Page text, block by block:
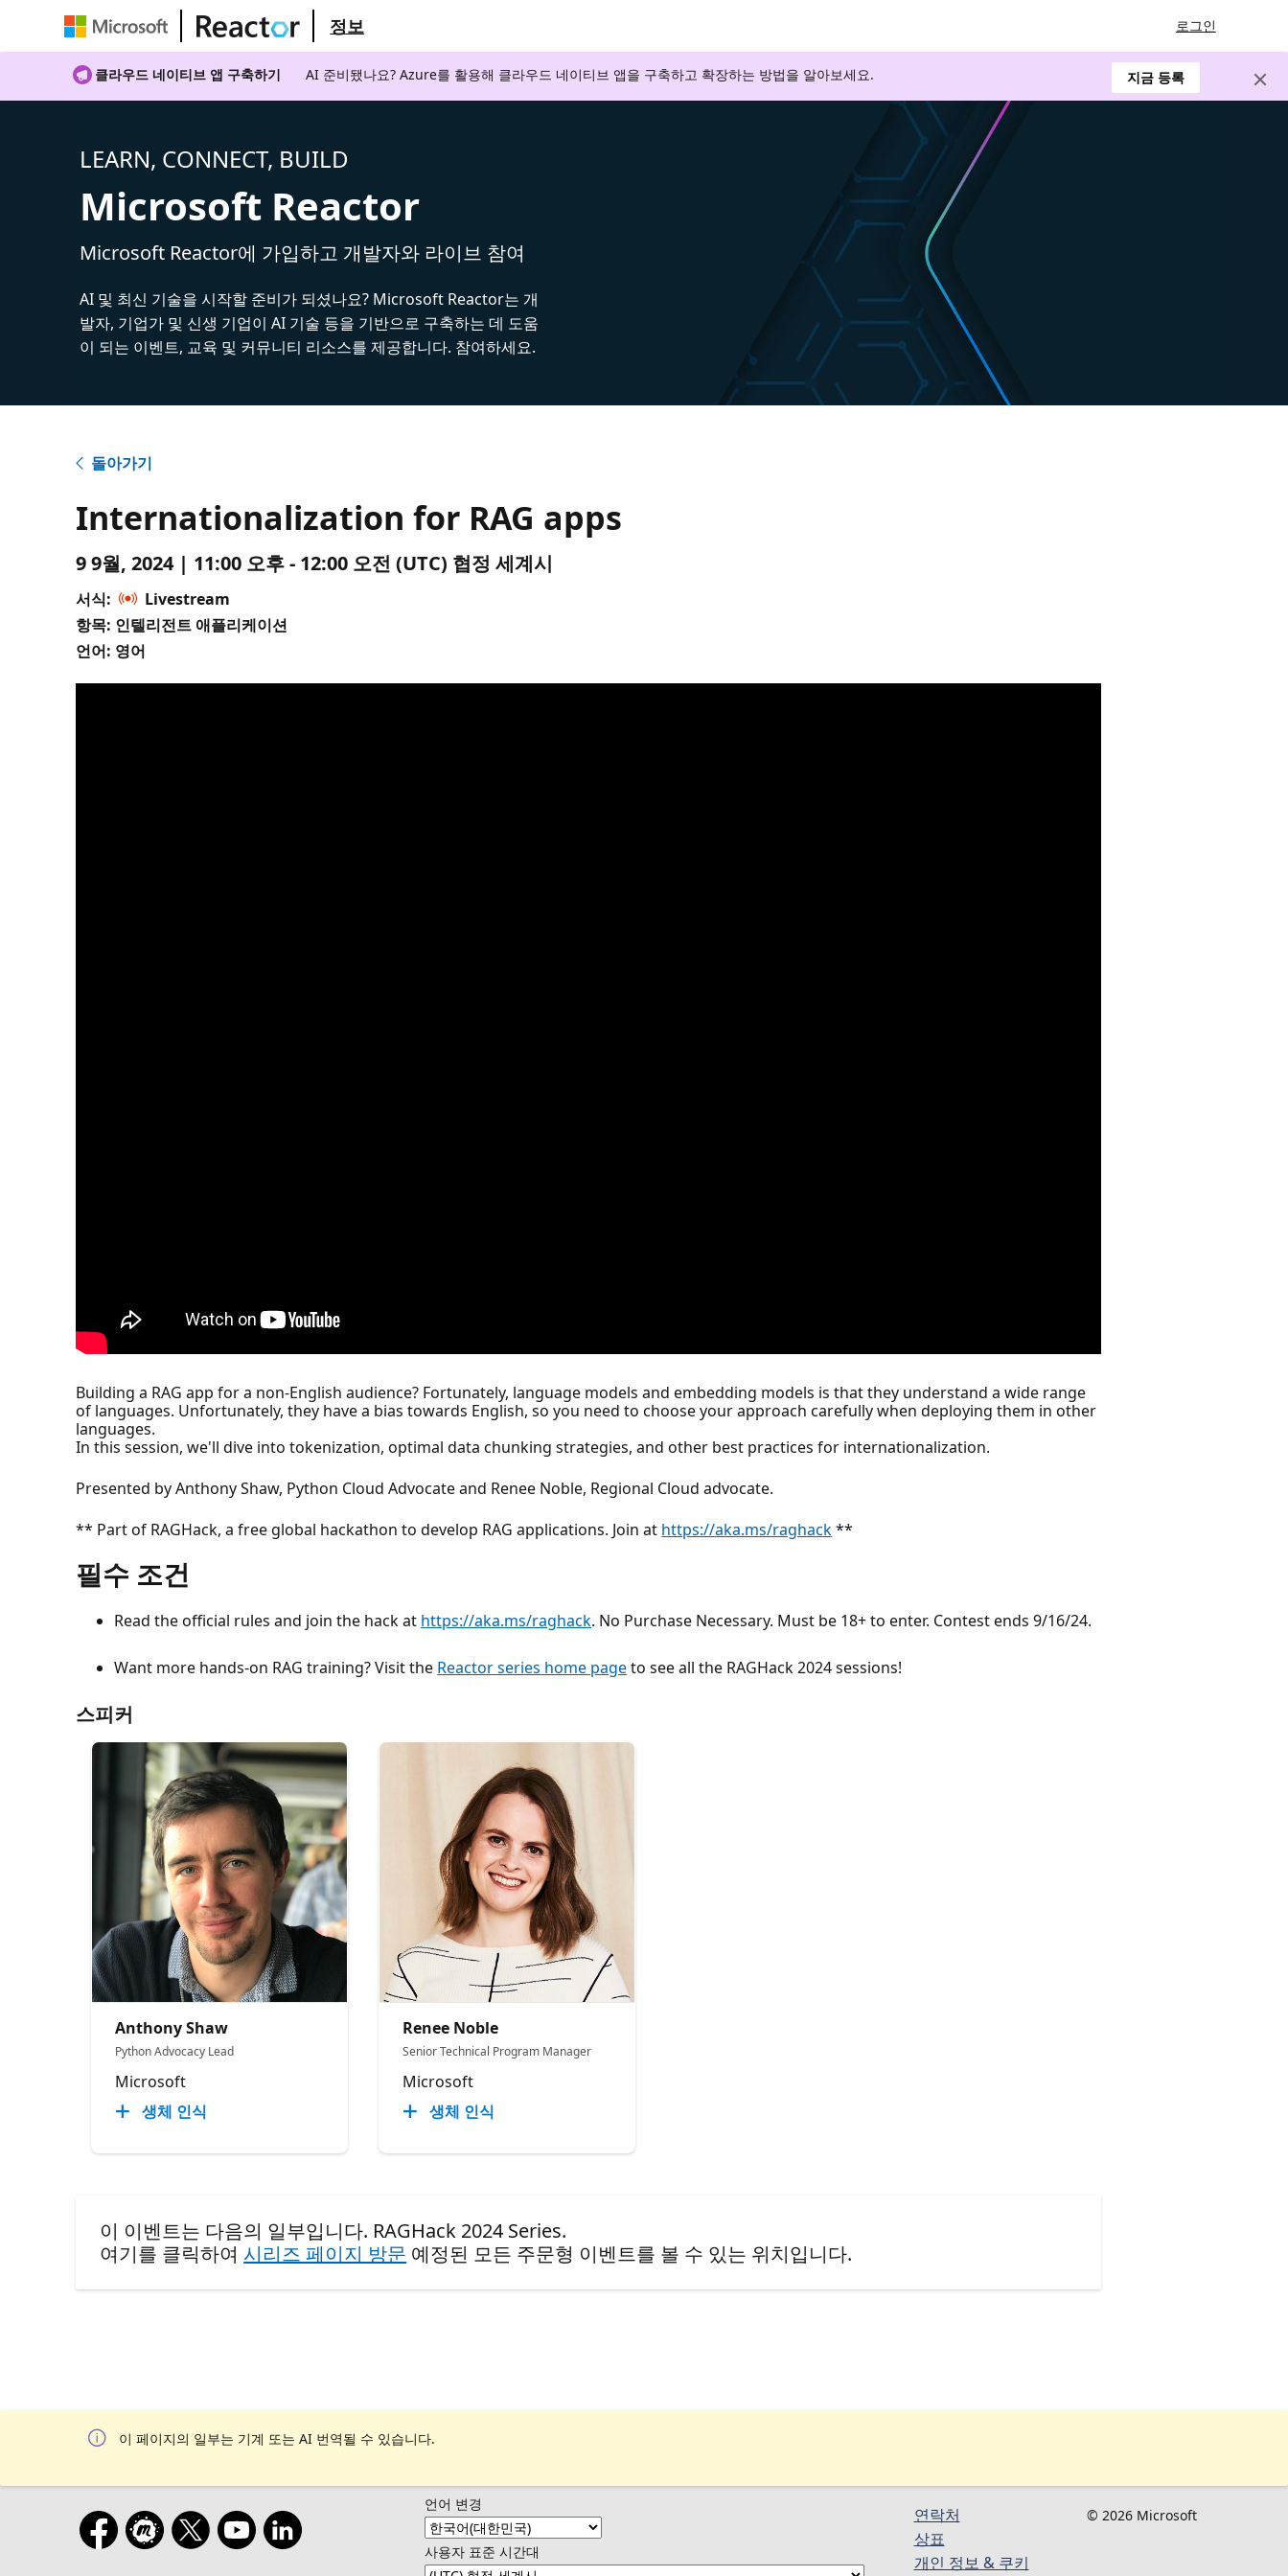
정보 로그인
클라우드 네이티브 앱 구축하기 AI 준비됐나요? Azure를 활용해 클라우드 네이티브 앱을 구축하고 확장하는 방법을 알아보세요. 지금 등록
LEARN, CONNECT, BUILD
Microsoft Reactor
Microsoft Reactor에 가입하고 개발자와 라이브 참여
AI 및 최신 기술을 시작할 준비가 되셨나요? Microsoft Reactor는 개
발자, 기업가 및 신생 기업이 AI 기술 등을 기반으로 구축하는 데 도움
이 되는 이벤트, 교육 및 커뮤니티 리소스를 제공합니다. 참여하세요.
돌아가기
Internationalization for RAG apps
9 9월, 2024 | 11:00 오후 - 12:00 오전 (UTC) 협정 세계시
서식:
Livestream
항목: 인텔리전트 애플리케이션
언어: 영어
Building a RAG app for a non-English audience? Fortunately, language models and embedding models is that they understand a wide range
of languages. Unfortunately, they have a bias towards English, so you need to choose your approach carefully when deploying them in other
languages.
In this session, we'll dive into tokenization, optimal data chunking strategies, and other best practices for internationalization.
Presented by Anthony Shaw, Python Cloud Advocate and Renee Noble, Regional Cloud advocate.
** Part of RAGHack, a free global hackathon to develop RAG applications. Join at https://aka.ms/raghack**
필수 조건
Read the official rules and join the hack at https://aka.ms/raghack. No Purchase Necessary. Must be 18+ to enter. Contest ends 9/16/24.
Want more hands-on RAG training? Visit the Reactor series home pageto see all the RAGHack 2024 sessions!
스피커
Anthony Shaw
Python Advocacy Lead
Microsoft
생체 인식
Renee Noble
Senior Technical Program Manager​
Microsoft
생체 인식
이 이벤트는 다음의 일부입니다. RAGHack 2024 Series.
여기를 클릭하여 시리즈 페이지 방문 예정된 모든 주문형 이벤트를 볼 수 있는 위치입니다.
이 페이지의 일부는 기계 또는 AI 번역될 수 있습니다.
언어 변경
사용자 표준 시간대
연락처
상표
개인 정보 & 쿠키
© 2026 Microsoft